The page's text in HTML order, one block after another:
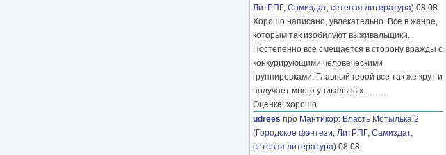
ЛитРПГ, Самиздат, сетевая литература) 08 08
Хорошо написано, увлекательно. Все в жанре,
которым так изобилуют выживальщики.
Постепенно все смещается в сторону вражды с
конкурирующими человеческими
группировками. Главный герой все так же крут и
получает много уникальных ………
Оценка: хорошо
udrees про Мантикор: Власть Мотылька 2
(Городское фэнтези, ЛитРПГ, Самиздат,
сетевая литература) 08 08